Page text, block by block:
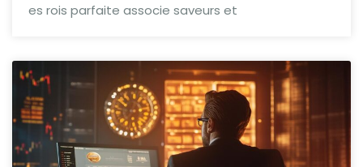
es rois parfaite associe saveurs et